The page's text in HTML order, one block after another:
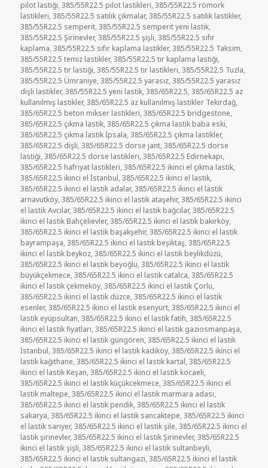
pilot lastiği,385/55R22.5 pilot lastikleri,385/55R22.5 römork
lastikleri,385/55R22.5 satılık çıkmalar,385/55R22.5 satılık lastikler,
385/55R22.5 semperit,385/55R22.5 semperit yeni lastik,
385/55R22.5 Şirinevler,385/55R22.5 şişli,385/55R22.5 sıfır
kaplama,385/55R22.5 sıfır kaplama lastikler,385/55R22.5 Taksim,
385/55R22.5 temiz lastikler,385/55R22.5 tır kaplama lastiği,
385/55R22.5 tır lastiği,385/55R22.5 tır lastikleri,385/55R22.5 Tuzla,
385/55R22.5 Ümraniye,385/55R22.5 yarasız,385/55R22.5 yarasız
dişli lastikler,385/55R22.5 yeni lastik,385/65R22.5,385/65R22.5 az
kullanılmış lastikler,385/65R22.5 az kullanılmış lastikler Tekirdağ,
385/65R22.5 beton mikser lastikleri,385/65R22.5 bridgestone,
385/65R22.5 çıkma lastik,385/65R22.5 çıkma lastik baba eski,
385/65R22.5 çıkma lastik İpsala,385/65R22.5 çıkma lastikler,
385/65R22.5 dişli,385/65R22.5 dorse jant,385/65R22.5 dorse
lastiği,385/65R22.5 dorse lastikleri,385/65R22.5 Edirnekapı,
385/65R22.5 hafriyat lastikleri,385/65R22.5 ikinci el çıkma lastik,
385/65R22.5 ikinci el İstanbul,385/65R22.5 ikinci el lastik,
385/65R22.5 ikinci el lastik adalar,385/65R22.5 ikinci el lastik
arnavutköy,385/65R22.5 ikinci el lastik ataşehir,385/65R22.5 ikinci
el lastik Avcılar,385/65R22.5 ikinci el lastik bağcılar,385/65R22.5
ikinci el lastik Bahçelievler,385/65R22.5 ikinci el lastik bakırköy,
385/65R22.5 ikinci el lastik başakşehir,385/65R22.5 ikinci el lastik
bayrampaşa,385/65R22.5 ikinci el lastik beşiktaş,385/65R22.5
ikinci el lastik beykoz,385/65R22.5 ikinci el lastik beylikdüzü,
385/65R22.5 ikinci el lastik beyoğlu,385/65R22.5 ikinci el lastik
büyükçekmece,385/65R22.5 ikinci el lastik catalca,385/65R22.5
ikinci el lastik çekmeköy,385/65R22.5 ikinci el lastik Çorlu,
385/65R22.5 ikinci el lastik düzce,385/65R22.5 ikinci el lastik
esenler,385/65R22.5 ikinci el lastik esenyurt,385/65R22.5 ikinci el
lastik eyüpsultan,385/65R22.5 ikinci el lastik fatih,385/65R22.5
ikinci el lastik fiyatları,385/65R22.5 ikinci el lastik gaziosmanpaşa,
385/65R22.5 ikinci el lastik güngören,385/65R22.5 ikinci el lastik
İstanbul,385/65R22.5 ikinci el lastik kadıköy,385/65R22.5 ikinci el
lastik kağıthane,385/65R22.5 ikinci el lastik kartal,385/65R22.5
ikinci el lastik Keşan,385/65R22.5 ikinci el lastik kocaeli,
385/65R22.5 ikinci el lastik küçükcekmece,385/65R22.5 ikinci el
lastik maltepe,385/65R22.5 ikinci el lastik marmara adası,
385/65R22.5 ikinci el lastik pendik,385/65R22.5 ikinci el lastik
sakarya,385/65R22.5 ikinci el lastik sancaktepe,385/65R22.5 ikinci
el lastik sarıyer,385/65R22.5 ikinci el lastik şile,385/65R22.5 ikinci el
lastik şirinevler,385/65R22.5 ikinci el lastik Şirinevler,385/65R22.5
ikinci el lastik şişli,385/65R22.5 ikinci el lastik sultanbeyli,
385/65R22.5 ikinci el lastik sultangazi,385/65R22.5 ikinci el lastik